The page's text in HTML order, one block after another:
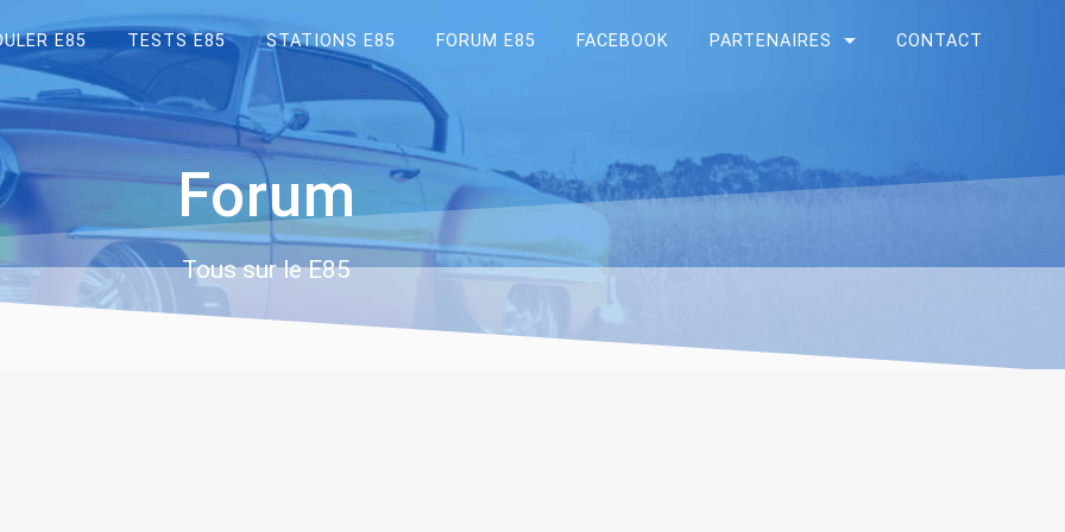
E85 TESTS E85 STATIONS E85 FORUM E85 FACEBOOK PARTENAIRES CONTACT
Forum
Tous sur le E85